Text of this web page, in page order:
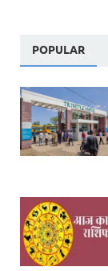
POPULAR